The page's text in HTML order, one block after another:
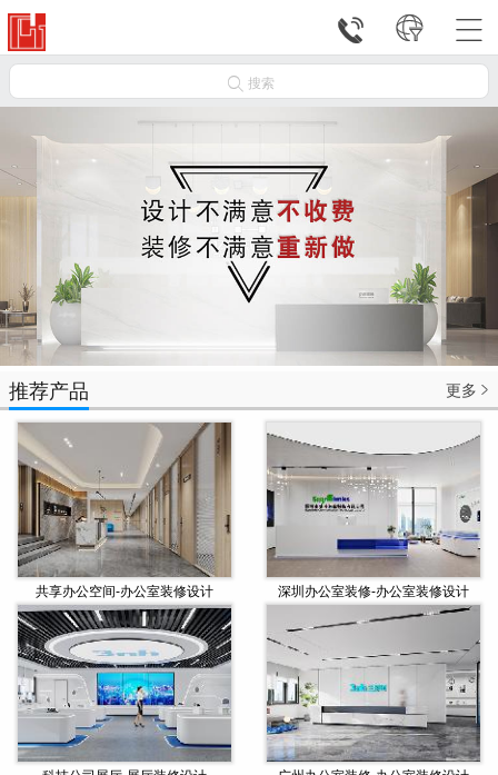



 搜索
推荐产品 更多 
共享办公空间-办公室装修设计 深圳办公室装修-办公室装修设计